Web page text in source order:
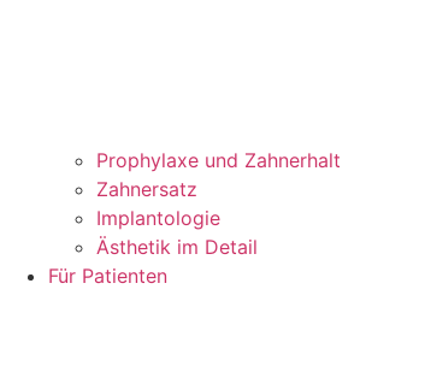
Prophylaxe und Zahnerhalt
Zahnersatz
Implantologie
Ästhetik im Detail
Für Patienten